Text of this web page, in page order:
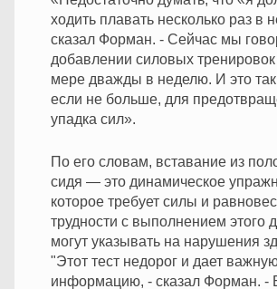
ходить плавать несколько раз в
сказал Форман. - Сейчас мы
добавлении силовых
мере дважды в неделю. И это
если не больше, для
упадка сил».
По его словам, вставание из
сидя — это динамическое
которое требует силы и
трудности с выполнением этого
могут указывать на нарушения
"Этот тест недорог и дает
информацию, - сказал Форман. -